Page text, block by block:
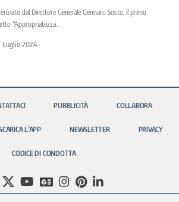
dal Direttore Generale Gennaro Sosto, il primo
“Appropriatezza…
Luglio 2024
PUBBLICITÀ COLLABORA
L’APP NEWSLETTER PRIVACY
CODICE DI CONDOTTA